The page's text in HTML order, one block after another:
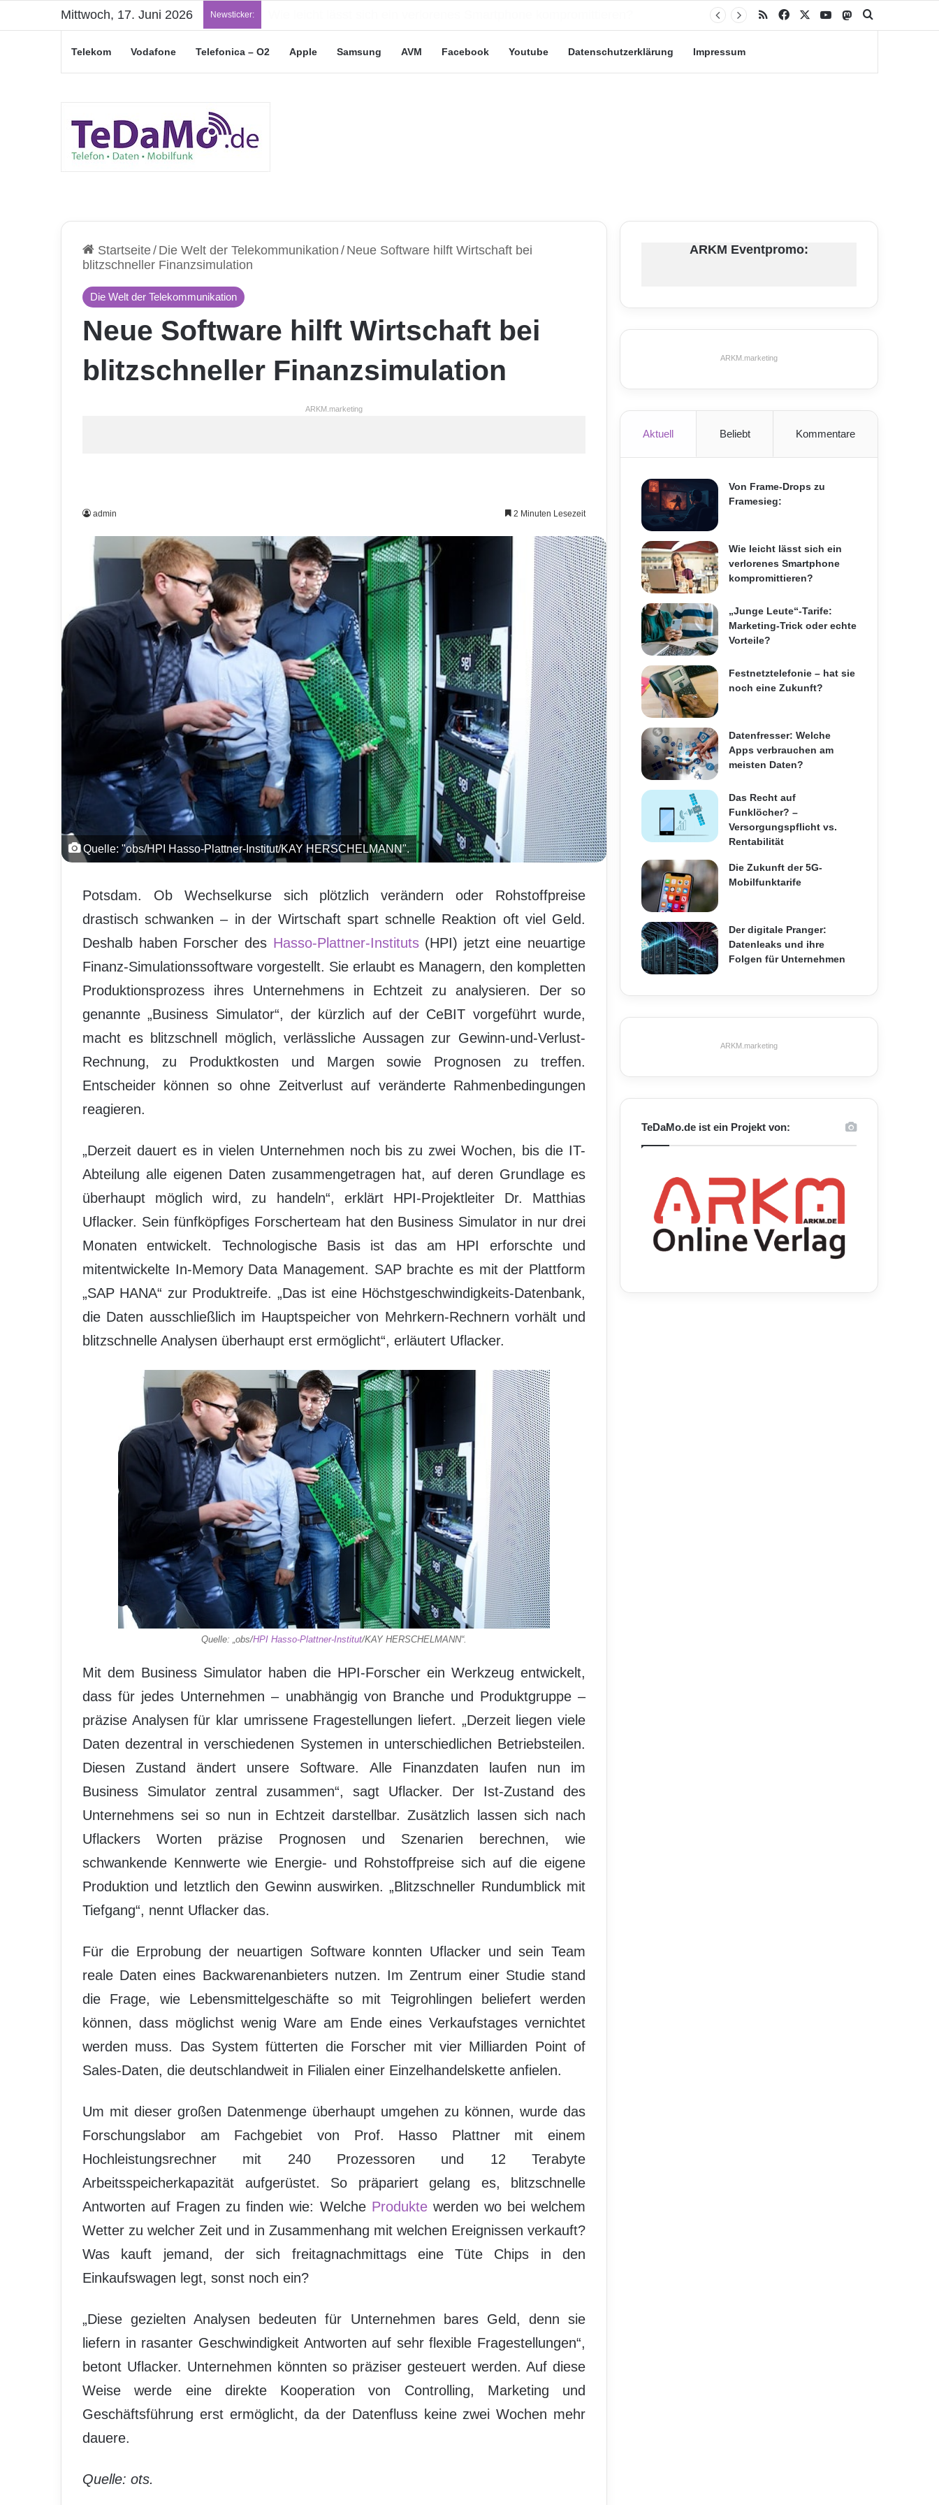
Mittwoch, 17. Juni 2026 Newsticker: RSS Facebook YouTubeMastodon
Telekom Vodafone Telefonica – O2 Apple Samsung AVM Facebook Youtube Datenschutzerklärung Impressum
Startseite/ Die Welt der Telekommunikation / Neue Software hilft Wirtschaft bei
blitzschneller Finanzsimulation
Die Welt der Telekommunikation
Neue Software hilft Wirtschaft bei
blitzschneller Finanzsimulation
ARKM.marketing
admin 2 Minuten Lesezeit
Quelle: "obs/HPI Hasso-Plattner-Institut/KAY HERSCHELMANN".
Potsdam. Ob Wechselkurse sich plötzlich verändern oder Rohstoffpreise
drastisch schwanken – in der Wirtschaft spart schnelle Reaktion oft viel Geld.
Deshalb haben Forscher des Hasso-Plattner-Instituts(HPI) jetzt eine neuartige
Finanz-Simulationssoftware vorgestellt. Sie erlaubt es Managern, den kompletten
Produktionsprozess ihres Unternehmens in Echtzeit zu analysieren. Der so
genannte „Business Simulator“, der kürzlich auf der CeBIT vorgeführt wurde,
macht es blitzschnell möglich, verlässliche Aussagen zur Gewinn-und-Verlust-
Rechnung, zu Produktkosten und Margen sowie Prognosen zu treffen.
Entscheider können so ohne Zeitverlust auf veränderte Rahmenbedingungen
reagieren.
„Derzeit dauert es in vielen Unternehmen noch bis zu zwei Wochen, bis die IT-
Abteilung alle eigenen Daten zusammengetragen hat, auf deren Grundlage es
überhaupt möglich wird, zu handeln“, erklärt HPI-Projektleiter Dr. Matthias
Uflacker. Sein fünfköpfiges Forscherteam hat den Business Simulator in nur drei
Monaten entwickelt. Technologische Basis ist das am HPI erforschte und
mitentwickelte In-Memory Data Management. SAP brachte es mit der Plattform
„SAP HANA“ zur Produktreife. „Das ist eine Höchstgeschwindigkeits-Datenbank,
die Daten ausschließlich im Hauptspeicher von Mehrkern-Rechnern vorhält und
blitzschnelle Analysen überhaupt erst ermöglicht“, erläutert Uflacker.
Quelle: „obs/HPI Hasso-Plattner-Institut/KAY HERSCHELMANN“.
Mit dem Business Simulator haben die HPI-Forscher ein Werkzeug entwickelt,
dass für jedes Unternehmen – unabhängig von Branche und Produktgruppe –
präzise Analysen für klar umrissene Fragestellungen liefert. „Derzeit liegen viele
Daten dezentral in verschiedenen Systemen in unterschiedlichen Betriebsteilen.
Diesen Zustand ändert unsere Software. Alle Finanzdaten laufen nun im
Business Simulator zentral zusammen“, sagt Uflacker. Der Ist-Zustand des
Unternehmens sei so nun in Echtzeit darstellbar. Zusätzlich lassen sich nach
Uflackers Worten präzise Prognosen und Szenarien berechnen, wie
schwankende Kennwerte wie Energie- und Rohstoffpreise sich auf die eigene
Produktion und letztlich den Gewinn auswirken. „Blitzschneller Rundumblick mit
Tiefgang“, nennt Uflacker das.
Für die Erprobung der neuartigen Software konnten Uflacker und sein Team
reale Daten eines Backwarenanbieters nutzen. Im Zentrum einer Studie stand
die Frage, wie Lebensmittelgeschäfte so mit Teigrohlingen beliefert werden
können, dass möglichst wenig Ware am Ende eines Verkaufstages vernichtet
werden muss. Das System fütterten die Forscher mit vier Milliarden Point of
Sales-Daten, die deutschlandweit in Filialen einer Einzelhandelskette anfielen.
Um mit dieser großen Datenmenge überhaupt umgehen zu können, wurde das
Forschungslabor am Fachgebiet von Prof. Hasso Plattner mit einem
Hochleistungsrechner mit 240 Prozessoren und 12 Terabyte
Arbeitsspeicherkapazität aufgerüstet. So präpariert gelang es, blitzschnelle
Antworten auf Fragen zu finden wie: Welche Produktewerden wo bei welchem
Wetter zu welcher Zeit und in Zusammenhang mit welchen Ereignissen verkauft?
Was kauft jemand, der sich freitagnachmittags eine Tüte Chips in den
Einkaufswagen legt, sonst noch ein?
„Diese gezielten Analysen bedeuten für Unternehmen bares Geld, denn sie
liefern in rasanter Geschwindigkeit Antworten auf sehr flexible Fragestellungen“,
betont Uflacker. Unternehmen könnten so präziser gesteuert werden. Auf diese
Weise werde eine direkte Kooperation von Controlling, Marketing und
Geschäftsführung erst ermöglicht, da der Datenfluss keine zwei Wochen mehr
dauere.
Quelle: ots.
ARKM Eventpromo:
ARKM.marketing
Aktuell Beliebt Kommentare
Von Frame-Drops zu
Framesieg:
Wie leicht lässt sich ein
verlorenes Smartphone
kompromittieren?
„Junge Leute“-Tarife:
Marketing-Trick oder echte
Vorteile?
Festnetztelefonie – hat sie
noch eine Zukunft?
Datenfresser: Welche
Apps verbrauchen am
meisten Daten?
Das Recht auf
Funklöcher? –
Versorgungspflicht vs.
Rentabilität
Die Zukunft der 5G-
Mobilfunktarife
Der digitale Pranger:
Datenleaks und ihre
Folgen für Unternehmen
ARKM.marketing
TeDaMo.de ist ein Projekt von: